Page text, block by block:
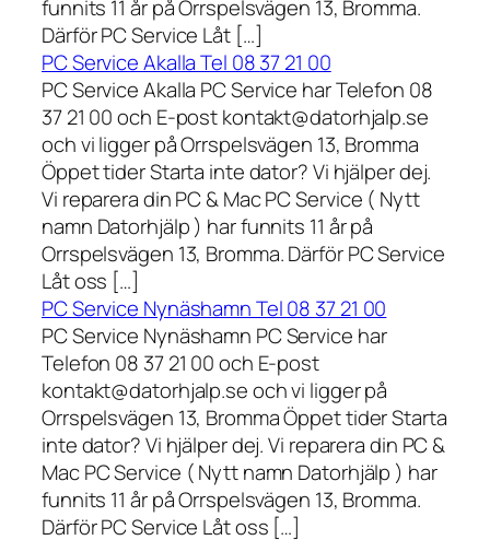
funnits 11 år på Orrspelsvägen 13, Bromma.
Därför PC Service Låt […]
PC Service Akalla Tel 08 37 21 00
PC Service Akalla PC Service har Telefon 08
37 21 00 och E-post kontakt@datorhjalp.se
och vi ligger på Orrspelsvägen 13, Bromma
Öppet tider Starta inte dator? Vi hjälper dej.
Vi reparera din PC & Mac PC Service ( Nytt
namn Datorhjälp ) har funnits 11 år på
Orrspelsvägen 13, Bromma. Därför PC Service
Låt oss […]
PC Service Nynäshamn Tel 08 37 21 00
PC Service Nynäshamn PC Service har
Telefon 08 37 21 00 och E-post
kontakt@datorhjalp.se och vi ligger på
Orrspelsvägen 13, Bromma Öppet tider Starta
inte dator? Vi hjälper dej. Vi reparera din PC &
Mac PC Service ( Nytt namn Datorhjälp ) har
funnits 11 år på Orrspelsvägen 13, Bromma.
Därför PC Service Låt oss […]